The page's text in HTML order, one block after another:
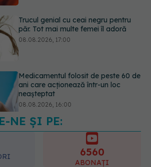
08.08.2026, 17:00
neașteptat
08.08.2026, 16:00
care poate ascunde probleme
serioase de sănătate
NE ȘI PE:
6560
ABONAȚI